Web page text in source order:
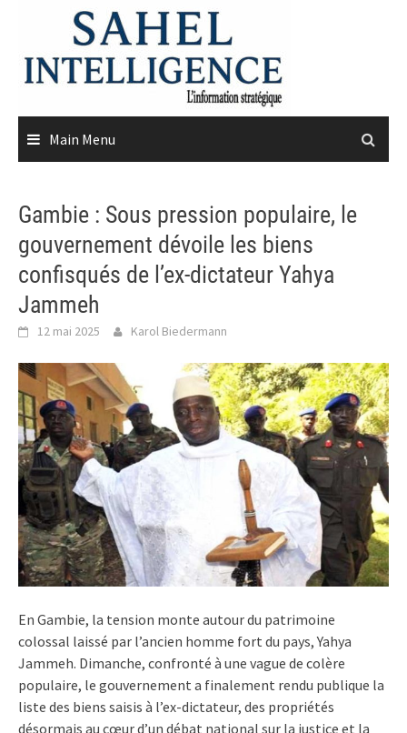
content
Main Menu
Gambie : Sous pression populaire, le
gouvernement dévoile les biens
confisqués de l’ex-dictateur Yahya
Jammeh
12 mai 2025 Karol Biedermann
En Gambie, la tension monte autour du patrimoine
colossal laissé par l’ancien homme fort du pays, Yahya
Jammeh. Dimanche, confronté à une vague de colère
populaire, le gouvernement a finalement rendu publique la
liste des biens saisis à l’ex-dictateur, des propriétés
désormais au cœur d’un débat national sur la justice et la